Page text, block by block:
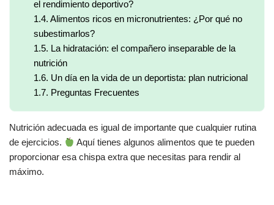
el rendimiento deportivo?
1.4. Alimentos ricos en micronutrientes: ¿Por qué no
subestimarlos?
1.5. La hidratación: el compañero inseparable de la
nutrición
1.6. Un día en la vida de un deportista: plan nutricional
1.7. Preguntas Frecuentes
Nutrición adecuada es igual de importante que cualquier rutina
de ejercicios.
Aquí tienes algunos alimentos que te pueden
proporcionar esa chispa extra que necesitas para rendir al
máximo.